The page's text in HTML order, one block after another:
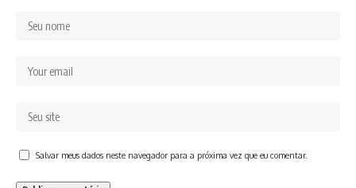
Salvar meus dados neste navegador para a próxima vez que eu comentar.